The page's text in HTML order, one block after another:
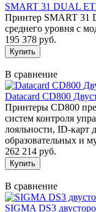
SMART 31 DUAL
Принтер SMART 31
среднего уровня с
195 378 руб.
В сравнение
Datacard CD800
Принтеры CD800
систем контроля
лояльности, ID-карт
образовательных и
262 214 руб.
В сравнение
SIGMA DS3